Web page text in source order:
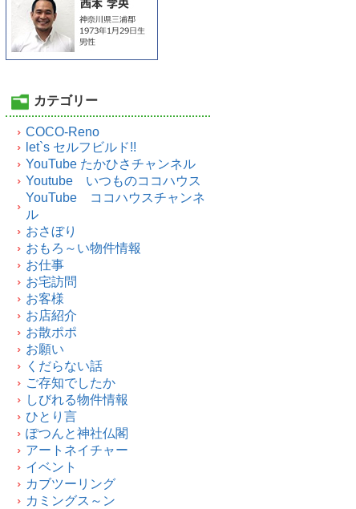
カテゴリー
COCO-Reno
let`s セルフビルド!!
YouTube たかひさチャンネル
Youtube いつものココハウス
YouTube ココハウスチャンネ
ル
おさぼり
おもろ～い物件情報
お仕事
お宅訪問
お客様
お店紹介
お散ポポ
お願い
くだらない話
ご存知でしたか
しびれる物件情報
ひとり言
ぽつんと神社仏閣
アートネイチャー
イベント
カブツーリング
カミングス～ン